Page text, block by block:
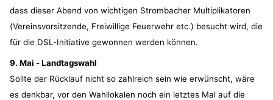
dass dieser Abend von wichtigen Strombacher Multiplikatoren
(Vereinsvorsitzende, Freiwillige Feuerwehr etc.) besucht wird, die
für die DSL-Initiative gewonnen werden können.
9. Mai - Landtagswahl
Sollte der Rücklauf nicht so zahlreich sein wie erwünscht, wäre
es denkbar, vor den Wahllokalen noch ein letztes Mal auf die